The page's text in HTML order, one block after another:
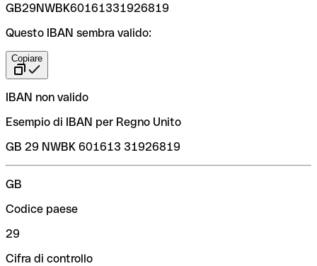
GB29NWBK60161331926819
Questo IBAN sembra valido:
Copiare
IBAN non valido
Esempio di IBAN per Regno Unito
GB 29 NWBK 601613 31926819
GB
Codice paese
29
Cifra di controllo